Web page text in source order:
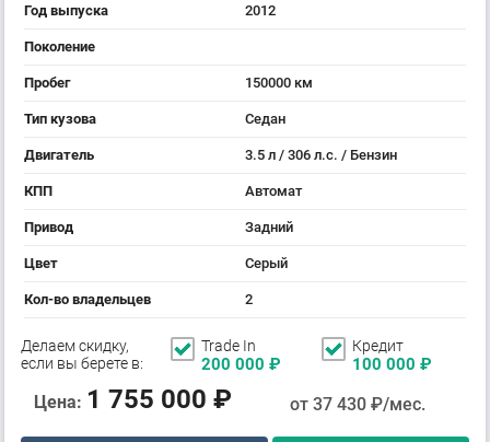
Год выпуска 2012
Поколение
Пробег 150000 км
Тип кузова Седан
Двигатель 3.5 л / 306 л.с. / Бензин
КПП Автомат
Привод Задний
Цвет Серый
Кол-во владельцев 2
Делаем скидку,
если вы берете в:
Trade In
200 000 ₽
Кредит
100 000 ₽
Цена: 1 755 000 ₽ от 37 430₽/мес.